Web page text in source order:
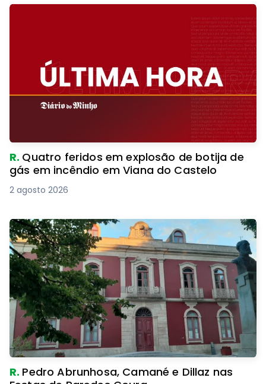
R. Quatro feridos em explosão de botija de
gás em incêndio em Viana do Castelo
2 agosto 2026
R. Pedro Abrunhosa, Camané e Dillaz nas